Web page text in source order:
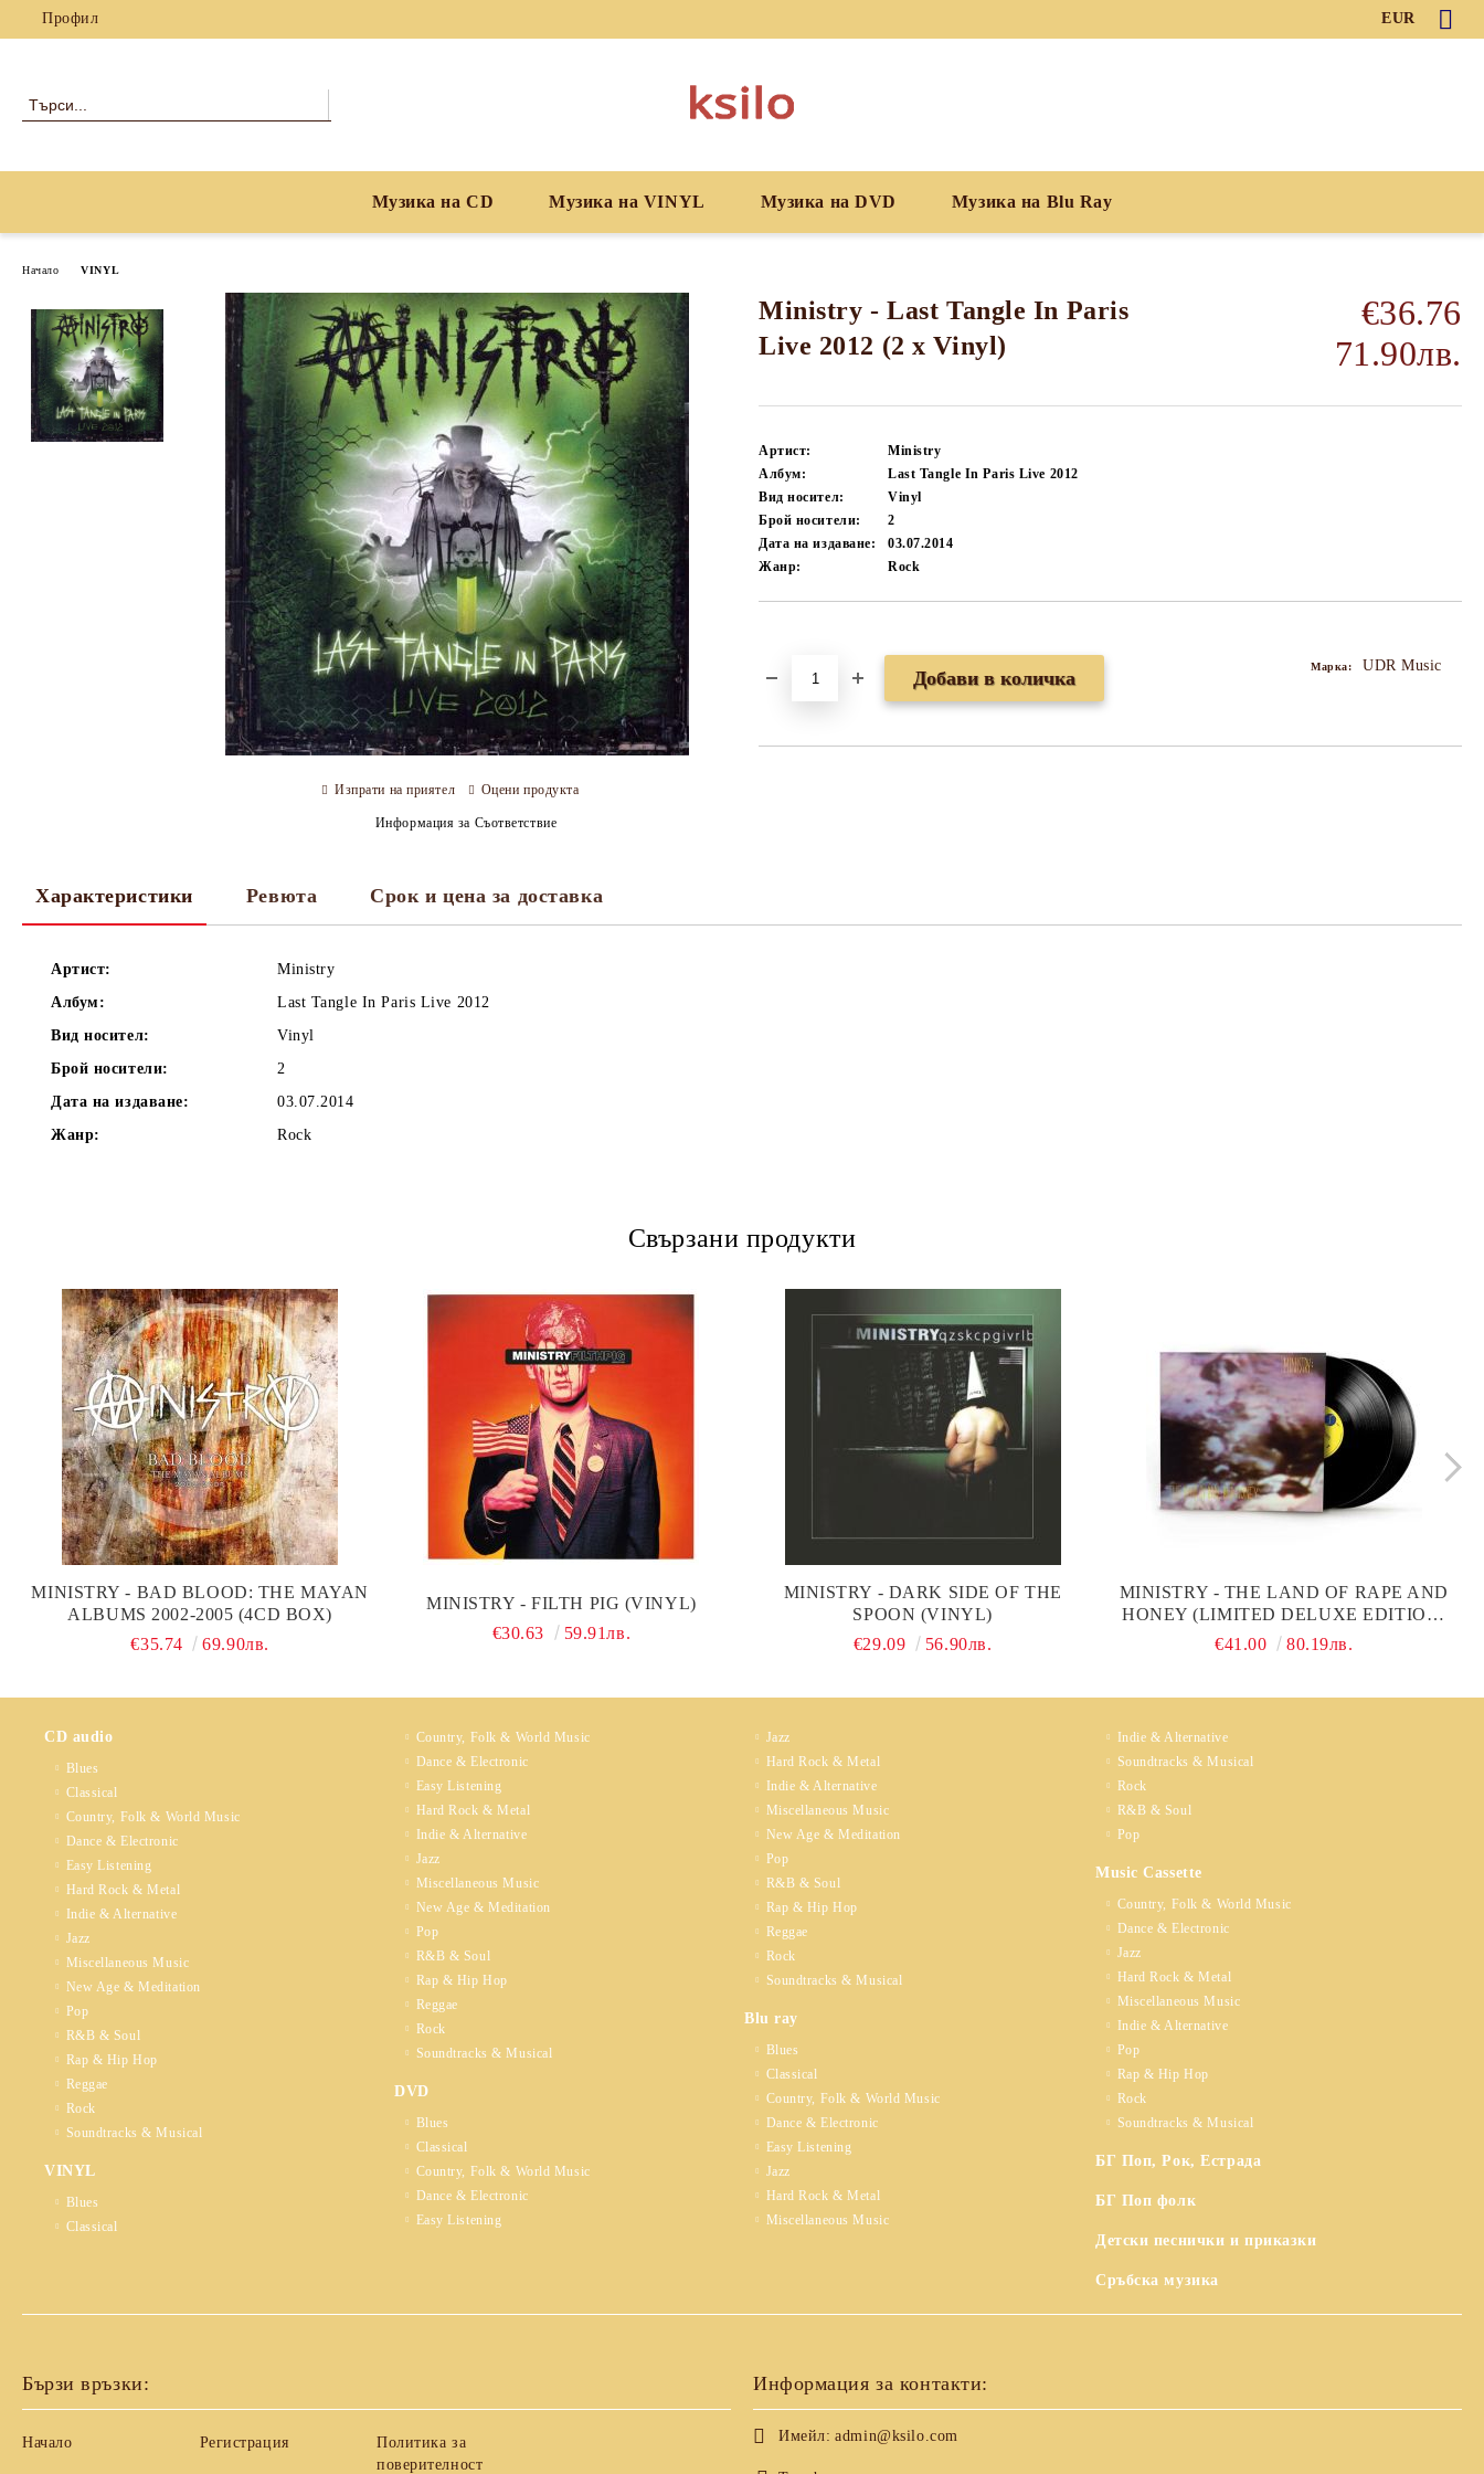
Профил EUR
Музика на CD Музика на VINYL Музика на DVD Музика на Blu Ray
Начало VINYL
Ministry - Last Tangle In Paris
Live 2012 (2 x Vinyl)
€36.76
71.90лв.
Артист:
Ministry
Албум:
Last Tangle In Paris Live 2012
Вид носител:
Vinyl
Брой носители:
2
Дата на издаване:
03.07.2014
Жанр:
Rock
Марка: UDR Music
Изпрати на приятел Оцени продукта
Информация за Съответствие
Характеристики Ревюта Срок и цена за доставка
Артист:
Ministry
Албум:
Last Tangle In Paris Live 2012
Вид носител:
Vinyl
Брой носители:
2
Дата на издаване:
03.07.2014
Жанр:
Rock
Свързани продукти
MINISTRY - BAD BLOOD: THE MAYAN
ALBUMS 2002-2005 (4CD BOX)
€35.74
69.90лв.
MINISTRY - FILTH PIG (VINYL)
€30.63
59.91лв.
MINISTRY - DARK SIDE OF THE
SPOON (VINYL)
€29.09
56.90лв.
MINISTRY - THE LAND OF RAPE AND
HONEY (LIMITED DELUXE EDITION)
(2 X VINYL)
€41.00 80.19лв.
CD audio
Blues
Classical
Country, Folk & World Music
Dance & Electronic
Easy Listening
Hard Rock & Metal
Indie & Alternative
Jazz
Miscellaneous Music
New Age & Meditation
Pop
R&B & Soul
Rap & Hip Hop
Reggae
Rock
Soundtracks & Musical
VINYL
Blues
Classical
Country, Folk & World Music
Dance & Electronic
Easy Listening
Hard Rock & Metal
Indie & Alternative
Jazz
Miscellaneous Music
New Age & Meditation
Pop
R&B & Soul
Rap & Hip Hop
Reggae
Rock
Soundtracks & Musical
DVD
Blues
Classical
Country, Folk & World Music
Dance & Electronic
Easy Listening
Jazz
Hard Rock & Metal
Indie & Alternative
Miscellaneous Music
New Age & Meditation
Pop
R&B & Soul
Rap & Hip Hop
Reggae
Rock
Soundtracks & Musical
Blu ray
Blues
Classical
Country, Folk & World Music
Dance & Electronic
Easy Listening
Jazz
Hard Rock & Metal
Miscellaneous Music
Indie & Alternative
Soundtracks & Musical
Rock
R&B & Soul
Pop
Music Cassette
Country, Folk & World Music
Dance & Electronic
Jazz
Hard Rock & Metal
Miscellaneous Music
Indie & Alternative
Pop
Rap & Hip Hop
Rock
Soundtracks & Musical
БГ Поп, Рок, Естрада
БГ Поп фолк
Детски песнички и приказки
Сръбска музика
Бързи връзки:
Начало Регистрация
Политика за
поверителност
Информация за контакти:
Имейл: admin@ksilo.com